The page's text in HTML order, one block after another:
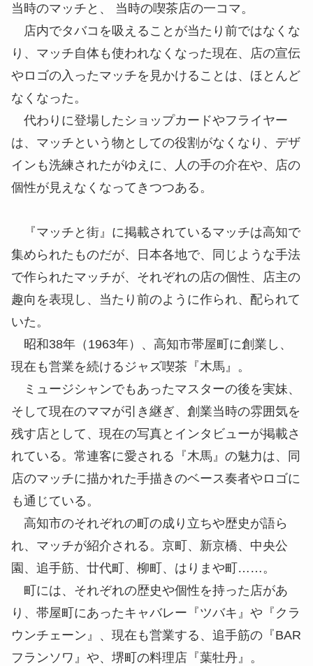
当時のマッチと、 当時の喫茶店の一コマ。
店内でタバコを吸えることが当たり前ではなくな
り、マッチ自体も使われなくなった現在、店の宣伝
やロゴの入ったマッチを見かけることは、ほとんど
なくなった。
代わりに登場したショップカードやフライヤー
は、マッチという物としての役割がなくなり、デザ
インも洗練されたがゆえに、人の手の介在や、店の
個性が見えなくなってきつつある。
『マッチと街』に掲載されているマッチは高知で
集められたものだが、日本各地で、同じような手法
で作られたマッチが、それぞれの店の個性、店主の
趣向を表現し、当たり前のように作られ、配られて
いた。
昭和38年（1963年）、高知市帯屋町 に創業し、
現在も営業を続けるジャズ喫茶『木馬』。
ミュージシャンでもあったマスターの後を実妹、
そして現在のママが引き継ぎ、創業当時の雰囲気を
残す店として、現在の写真とインタビューが掲載さ
れている。常連客に愛される『木馬』の魅力は、同
店のマッチに描かれた手描きのベース奏者やロゴに
も通じている。
高知市のそれぞれの町の成り立ちや歴史が語ら
れ、マッチが紹介される。京町、新京橋、中央公
園、 追手筋、 廿代町 、柳町、はりまや町……。
町には、それぞれの歴史や個性を持った店があ
り、帯屋町にあったキャバレー『ツバキ』や『クラ
ウンチェーン』、現在も営業する、追手筋の『BAR
フランソワ』や、堺町の料理店『葉牡丹』。